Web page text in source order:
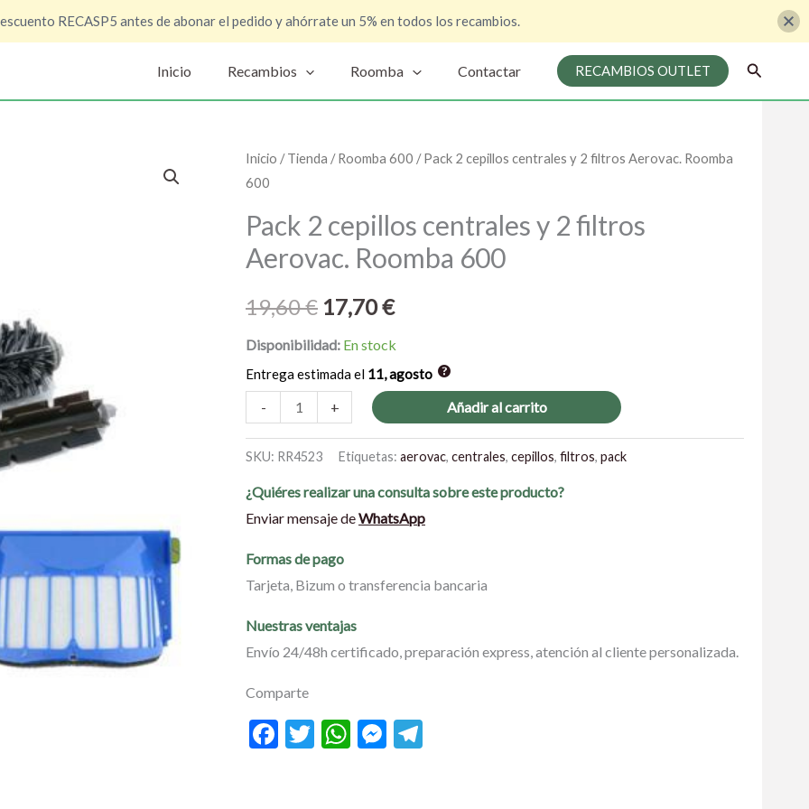
Inicio Recambios Roomba Contactar RECAMBIOS OUTLET Buscar
Inicio /Tienda /Roomba 600 / Pack 2 cepillos centrales y 2 filtros Aerovac. Roomba
600
Pack 2 cepillos centrales y 2 filtros
Aerovac. Roomba 600
19,60€
El
original
19,60 €.
17,70€
El
actual
Disponibilidad: En stock
Entrega estimada el 11, agosto
-
Pack
2
cepillos
centrales
y
filtros
Aerovac.
Roomba
600
cantidad
+ Añadir al carrito
SKU: RR4523 Etiquetas: aerovac, centrales, cepillos, filtros, pack
¿Quiéres realizar una consulta sobre este producto?
Enviar mensaje deWhatsApp
Formas de pago
Tarjeta, Bizum o transferencia bancaria
Nuestras ventajas
Envío 24/48h certificado, preparación express, atención al cliente personalizada.
Comparte
Facebook
Twitter
WhatsApp
Messenger
RECASP5 antes de abonar el pedido y ahórrate un 5% en todos los recambios.